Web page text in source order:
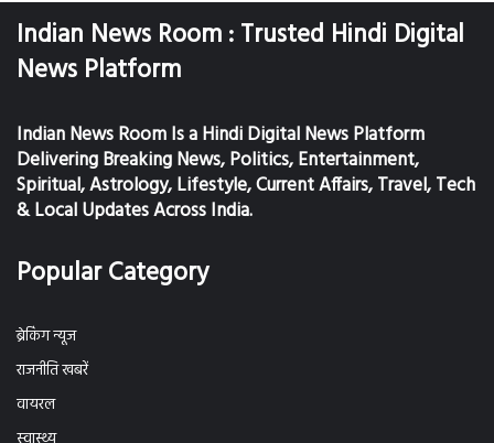
Indian News Room : Trusted Hindi Digital
News Platform
Indian News Room Is a Hindi Digital News Platform
Delivering Breaking News, Politics, Entertainment,
Spiritual, Astrology, Lifestyle, Current Affairs, Travel, Tech
& Local Updates Across India.
Popular Category
ब्रेकिंग न्यूज
राजनीति खबरें
वायरल